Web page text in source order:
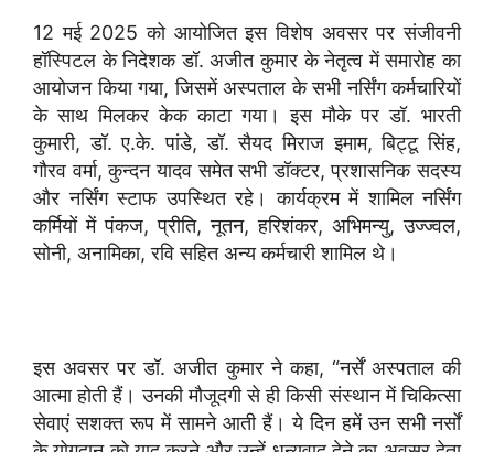
12 मई 2025 को आयोजित इस विशेष अवसर पर संजीवनी
हॉस्पिटल के निदेशक डॉ. अजीत कुमार के नेतृत्व में समारोह का
आयोजन किया गया, जिसमें अस्पताल के सभी नर्सिंग कर्मचारियों
के साथ मिलकर केक काटा गया। इस मौके पर डॉ. भारती
कुमारी, डॉ. ए.के. पांडे, डॉ. सैयद मिराज इमाम, बिट्टू सिंह,
गौरव वर्मा, कुन्दन यादव समेत सभी डॉक्टर, प्रशासनिक सदस्य
और नर्सिंग स्टाफ उपस्थित रहे। कार्यक्रम में शामिल नर्सिंग
कर्मियों में पंकज, प्रीति, नूतन, हरिशंकर, अभिमन्यु, उज्ज्वल,
सोनी, अनामिका, रवि सहित अन्य कर्मचारी शामिल थे।
इस अवसर पर डॉ. अजीत कुमार ने कहा, “नर्सें अस्पताल की
आत्मा होती हैं। उनकी मौजूदगी से ही किसी संस्थान में चिकित्सा
सेवाएं सशक्त रूप में सामने आती हैं। ये दिन हमें उन सभी नर्सों